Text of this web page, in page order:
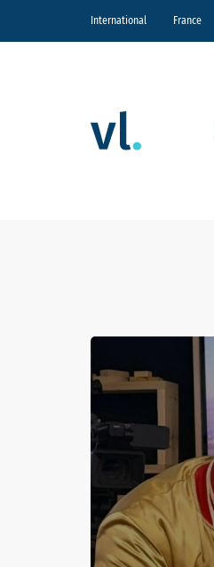
International France